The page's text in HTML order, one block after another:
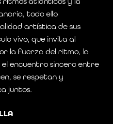
todo ello
artística de sus
vivo, que invita al
la fuerza del ritmo, la
el encuentro sincero entre
se respetan y
juntos.